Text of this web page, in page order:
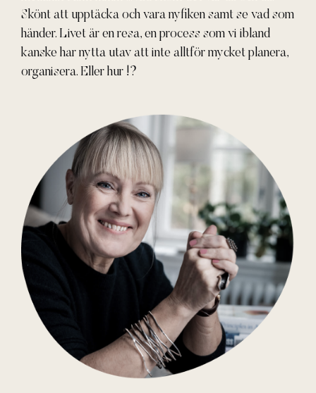
Skönt att upptäcka och vara nyfiken samt se vad som
händer. Livet är en resa, en process som vi ibland
kanske har nytta utav att inte alltför mycket planera,
organisera. Eller hur !?